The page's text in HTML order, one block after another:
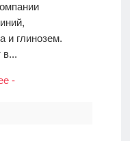
и глинозем.
-